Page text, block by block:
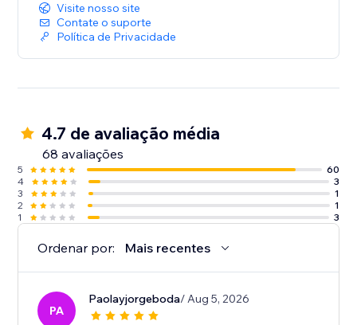
Visite nosso site
Contate o suporte
Política de Privacidade
4.7 de avaliação média
68 avaliações
5
60
4
3
3
1
2
1
1
3
Ordenar por: Mais recentes
PA
Paolayjorgeboda/ Aug 5, 2026